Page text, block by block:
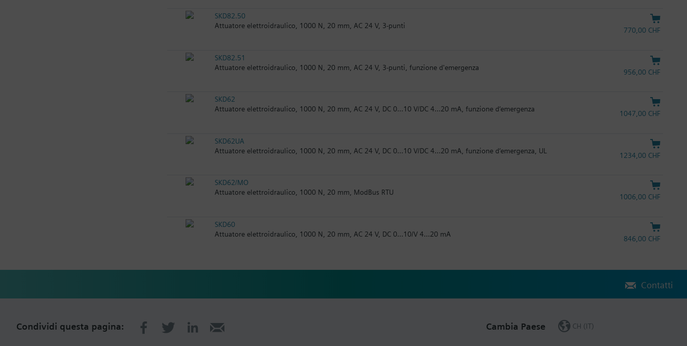
SKD82.50
Attuatore elettroidraulico, 1000 N, 20 mm, AC 24 V, 3-punti
770,00 CHF
SKD82.51
Attuatore elettroidraulico, 1000 N, 20 mm, AC 24 V, 3-punti, funzione d'emergenza
956,00 CHF
SKD62
Attuatore elettroidraulico, 1000 N, 20 mm, AC 24 V, DC 0...10 V/DC 4...20 mA, funzione d‘emergenza
1047,00 CHF
SKD62UA
Attuatore elettroidraulico, 1000 N, 20 mm, AC 24 V, DC 0...10 V/DC 4...20 mA, funzione d‘emergenza, UL
1234,00 CHF
SKD62/MO
Attuatore elettroidraulico, 1000 N, 20 mm, ModBus RTU
1006,00 CHF
SKD60
Attuatore elettroidraulico, 1000 N, 20 mm, AC 24 V, DC 0...10/V 4...20 mA
846,00 CHF
Contatti
Condividi questa pagina: Cambia Paese CH (IT)